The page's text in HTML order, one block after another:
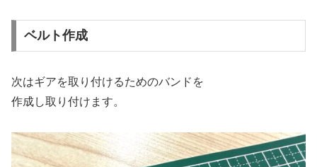
ベルト作成
次はギアを取り付けるためのバンドを
作成し取り付けます。